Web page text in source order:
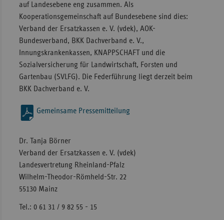
auf Landesebene eng zusammen. Als
Kooperationsgemeinschaft auf Bundesebene sind dies:
Verband der Ersatzkassen e. V. (vdek), AOK-
Bundesverband, BKK Dachverband e. V.,
Innungskrankenkassen, KNAPPSCHAFT und die
Sozialversicherung für Landwirtschaft, Forsten und
Gartenbau (SVLFG). Die Federführung liegt derzeit beim
BKK Dachverband e. V.
Gemeinsame Pressemitteilung
Dr. Tanja Börner
Verband der Ersatzkassen e. V. (vdek)
Landesvertretung Rheinland-Pfalz
Wilhelm-Theodor-Römheld-Str. 22
55130 Mainz
Tel.: 0 61 31 / 9 82 55 - 15